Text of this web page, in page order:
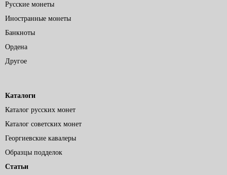
Русские монеты
Иностранные монеты
Банкноты
Ордена
Другое
Каталоги
Каталог русских монет
Каталог советских монет
Георгиевские кавалеры
Образцы подделок
Статьи